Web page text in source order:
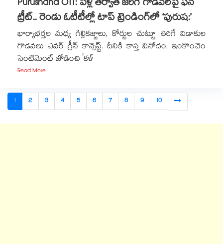
Purushaha OTT: పెళ్లి తర్వాత జరిగే గొడవలపై ఫన్
ట్రీట్.. రెండు ఓటీటీల్లో టాప్‌ ట్రెండింగ్⁬లో ‘పురుష:’
భార్యాభర్తల మధ్య గిల్లికజ్జాలు, కోర్టుల చుట్టూ తిరిగే విడాకుల
గొడవలు ఎవర్ గ్రీన్ కాన్సెప్ట్. దీనికి కాస్త వినోదం, ఇంకొంచెం
సెంటిమెంట్ జోడించి 'కళ్
Read More
1 2 3 4 5 6 7 8 9 10